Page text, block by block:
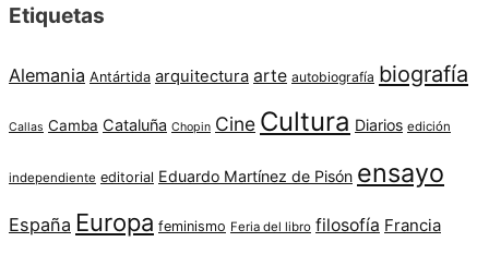
Etiquetas
Alemania Antártida arquitectura arte autobiografía biografía
Callas Camba Cataluña Chopin Cine Cultura Diarios edición
independiente editorial Eduardo Martínez de Pisón ensayo
España Europa feminismo Feria del libro filosofía Francia